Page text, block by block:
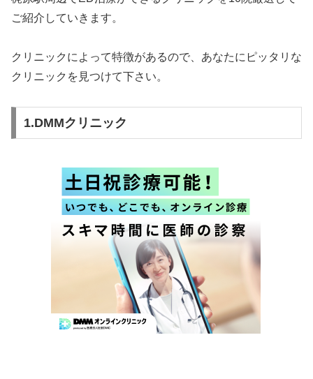
ご紹介していきます。
クリニックによって特徴があるので、あなたにピッタリな
クリニックを見つけて下さい。
1.DMMクリニック